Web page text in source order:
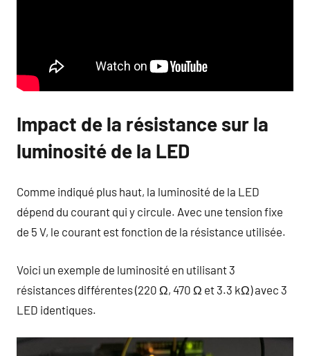
Impact de la résistance sur la
luminosité de la LED
Comme indiqué plus haut, la luminosité de la LED
dépend du courant qui y circule. Avec une tension fixe
de 5 V, le courant est fonction de la résistance utilisée.
Voici un exemple de luminosité en utilisant 3
résistances différentes (220 Ω, 470 Ω et 3.3 kΩ) avec 3
LED identiques.